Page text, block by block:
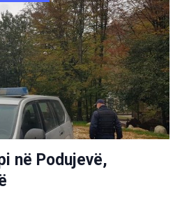
në Podujevë,